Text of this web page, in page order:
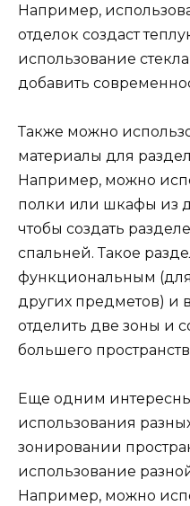
Например,
отделок создаст
использование
добавить
Также можно
материалы для
Например, можно
полки или шкафы из
чтобы создать
спальней. Такое
функциональным
других предметов) и
отделить две зоны и
большего
Еще одним
использования
зонировании
использование
Например, можно